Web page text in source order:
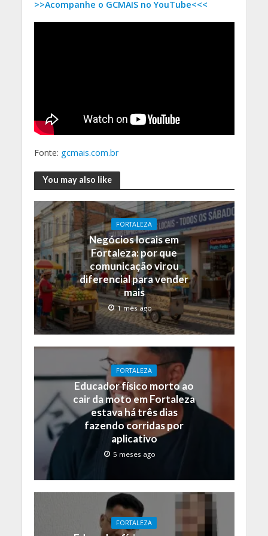
>>Acompanhe o GCMAIS no YouTube<<<
Fonte: gcmais.com.br
You may also like
FORTALEZA
Negócios locais em
Fortaleza: por que
comunicação virou
diferencial para vender
mais
1 mês ago
FORTALEZA
Educador físico morto ao
cair da moto em Fortaleza
estava há três dias
fazendo corridas por
aplicativo
5 meses ago
FORTALEZA